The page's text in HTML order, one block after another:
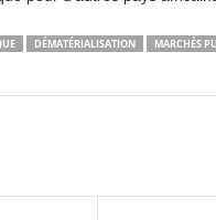
DÉMATÉRIALISATION MARCHÉS